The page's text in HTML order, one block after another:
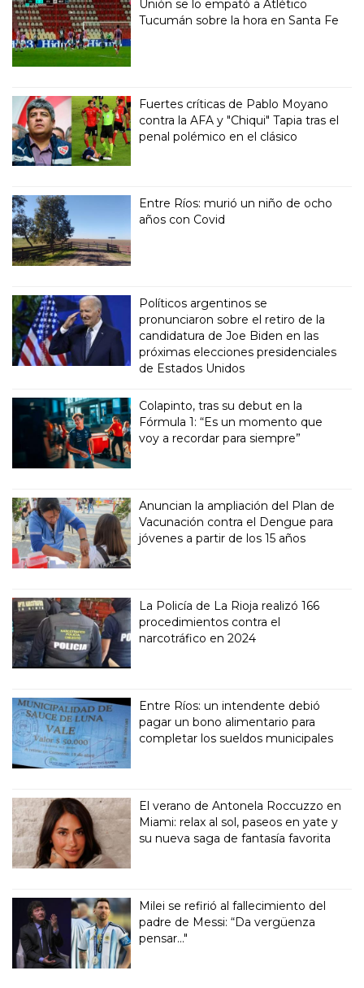
Unión se lo empató a Atlético
Tucumán sobre la hora en Santa Fe
Fuertes críticas de Pablo Moyano
contra la AFA y "Chiqui" Tapia tras el
penal polémico en el clásico
Entre Ríos: murió un niño de ocho
años con Covid
Políticos argentinos se
pronunciaron sobre el retiro de la
candidatura de Joe Biden en las
próximas elecciones presidenciales
de Estados Unidos
Colapinto, tras su debut en la
Fórmula 1: “Es un momento que
voy a recordar para siempre”
Anuncian la ampliación del Plan de
Vacunación contra el Dengue para
jóvenes a partir de los 15 años
La Policía de La Rioja realizó 166
procedimientos contra el
narcotráfico en 2024
Entre Ríos: un intendente debió
pagar un bono alimentario para
completar los sueldos municipales
El verano de Antonela Roccuzzo en
Miami: relax al sol, paseos en yate y
su nueva saga de fantasía favorita
Milei se refirió al fallecimiento del
padre de Messi: “Da vergüenza
pensar..."